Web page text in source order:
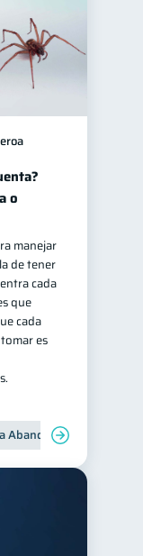
o
manejar
de tener
cada
que
cada
es
Abandonada